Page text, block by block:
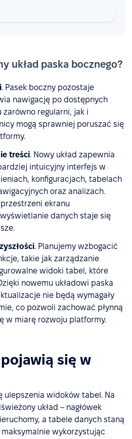
układ paska bocznego?
. Pasek boczny pozostaje
nawigację po dostępnych
regularni, jak i
mogą sprawniej poruszać się
treści. Nowy układ zapewnia
intuicyjny interfejs w
konfiguracjach, tabelach
oraz analizach.
ekranu
danych staje się
. Planujemy wzbogacić
takie jak zarządzanie
widoki tabel, które
nowemu układowi paska
nie będą wymagały
co pozwoli zachować płynną
w miarę rozwoju platformy.
się w
ulepszenia widoków tabel. Na
układ – nagłówek
a tabele danych staną
wykorzystując